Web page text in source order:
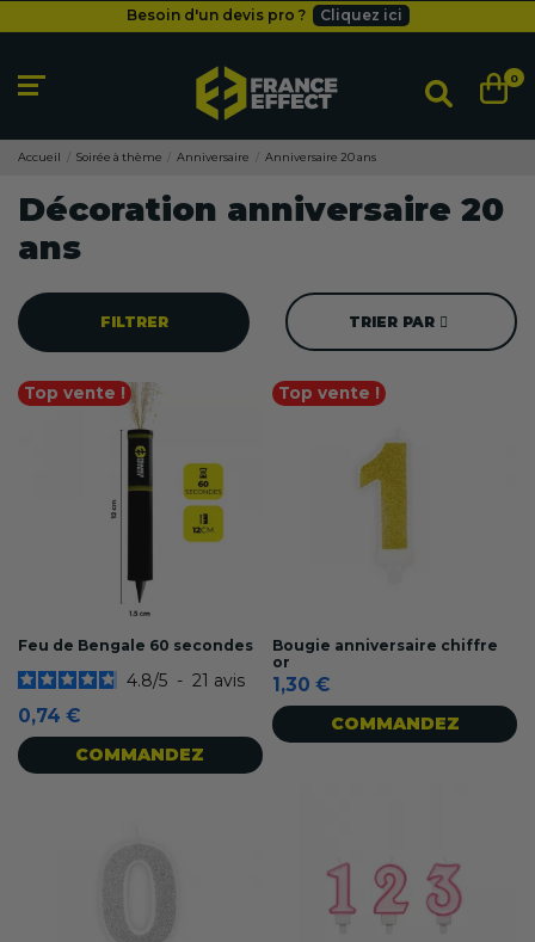
Besoin d'un devis pro ?
Cliquez ici
Besoin d'un devis pro ? Cliquez ici
Livraison gratuite dès 49
0
Accueil Soirée à thème Anniversaire Anniversaire 20 ans
Décoration anniversaire 20
ans
FILTRER TRIER PAR
Top vente !
Feu de Bengale 60 secondes
4.8/5 - 21 avis
0,74 €
COMMANDEZ
Top vente !
Bougie anniversaire chiffre
or
1,30 €
COMMANDEZ